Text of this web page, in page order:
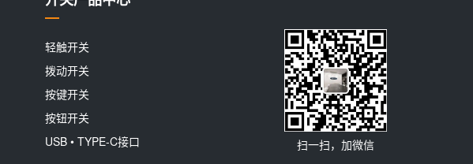
轻触开关
拨动开关
按键开关
按钮开关
USB • TYPE-C接口
扫一扫，加微信